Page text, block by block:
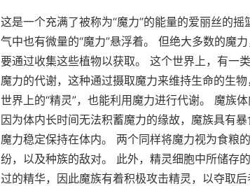
这是一个充满了被称为“魔力”的能量的爱丽丝的
气中也有微量的“魔力”悬浮着。 但绝大多数的魔
要通过收集这些植物以获取。 这个世界上，有一
魔力的代谢，这种通过摄取魔力来维持生命的生
世界上的“精灵”，也能利用魔力进行代谢。 魔族
因为体内长时间无法积蓄魔力的缘故，魔族具有
魔力稳定保持在体内。 两个同样将魔力视为食粮
纷，以及种族的敌对。 此外，精灵细胞中所储存
过的精华，因此魔族有着积极攻击精灵，以夺取